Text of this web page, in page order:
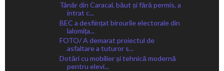
Tânăr din Caracal, băut și fără permis, a
intrat c...
BEC a desființat birourile electorale din
lalomița...
FOTO/ A demarat proiectul de
asfaltare a tuturor s...
Dotări cu mobilier și tehnică modernă
pentru elevi...